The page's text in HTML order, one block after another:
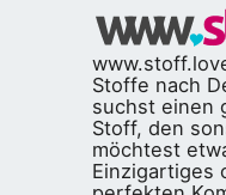
Stoffe nach
suchst einen
Stoff, den
möchtest
Einzigartiges